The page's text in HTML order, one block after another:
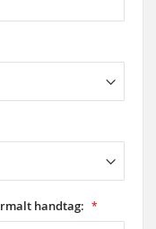
handtag: